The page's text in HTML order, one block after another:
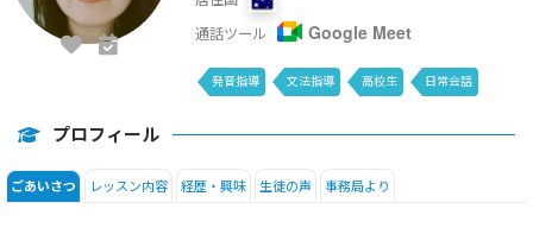
通話ツール
Google Meet
発音指導 文法指導 高校生 日常会話
プロフィール
ごあいさつ レッスン内容 経歴・興味 生徒の声 事務局より